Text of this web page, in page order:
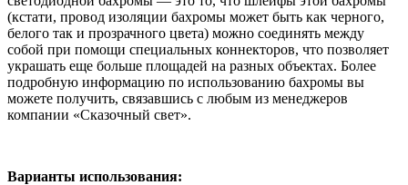
(кстати, провод изоляции бахромы может быть как черного,
белого так и прозрачного цвета) можно соединять между
собой при помощи специальных коннекторов, что позволяет
украшать еще больше площадей на разных объектах. Более
подробную информацию по использованию бахромы вы
можете получить, связавшись с любым из менеджеров
компании «Сказочный свет».
Варианты использования: